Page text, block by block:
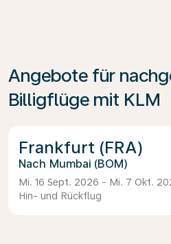
Angebote für
Billigflüge mit KLM
Frankfurt (FRA)
Mumbai (BOM)
Mi. 16 Sept. 2026 - Mi. 7 Okt.
Hin- und Rückflug